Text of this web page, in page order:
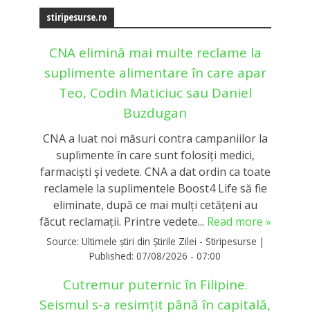
stiripesurse.ro
CNA elimină mai multe reclame la
suplimente alimentare în care apar
Teo, Codin Maticiuc sau Daniel
Buzdugan
CNA a luat noi măsuri contra campaniilor la
suplimente în care sunt folosiţi medici,
farmacişti şi vedete. CNA a dat ordin ca toate
reclamele la suplimentele Boost4 Life să fie
eliminate, după ce mai mulți cetățeni au
făcut reclamații. Printre vedete... Read more »
Source: Ultimele știri din Știrile Zilei - Stiripesurse |
Published: 07/08/2026 - 07:00
Cutremur puternic în Filipine.
Seismul s-a resimțit până în capitală,